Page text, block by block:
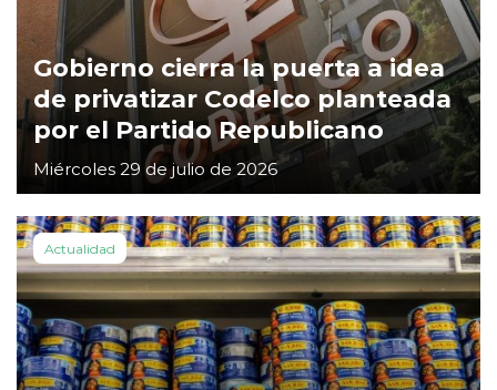
Gobierno cierra la puerta a idea
de privatizar Codelco planteada
por el Partido Republicano
Miércoles 29 de julio de 2026
Actualidad